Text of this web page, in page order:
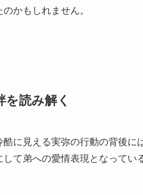
かもしれません。
を読み解く
酷に見える実弥の行動の背後
て弟への愛情表現となってい